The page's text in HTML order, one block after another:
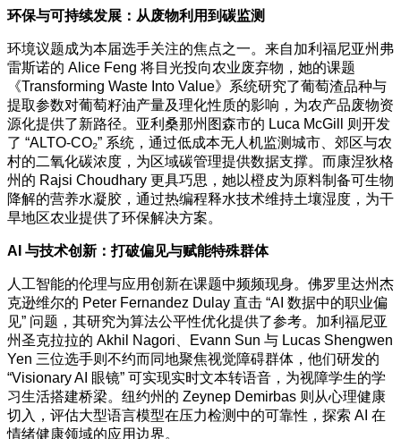
环保与可持续发展：从废物利用到碳监测
环境议题成为本届选手关注的焦点之一。来自加利福尼亚州弗
雷斯诺的 Alice Feng 将目光投向农业废弃物，她的课题
《Transforming Waste Into Value》系统研究了葡萄渣品种与
提取参数对葡萄籽油产量及理化性质的影响，为农产品废物资
源化提供了新路径。亚利桑那州图森市的 Luca McGill 则开发
了 “ALTO-CO₂” 系统，通过低成本无人机监测城市、郊区与农
村的二氧化碳浓度，为区域碳管理提供数据支撑。而康涅狄格
州的 Rajsi Choudhary 更具巧思，她以橙皮为原料制备可生物
降解的营养水凝胶，通过热编程释水技术维持土壤湿度，为干
旱地区农业提供了环保解决方案。
AI 与技术创新：打破偏见与赋能特殊群体
人工智能的伦理与应用创新在课题中频频现身。佛罗里达州杰
克逊维尔的 Peter Fernandez Dulay 直击 “AI 数据中的职业偏
见” 问题，其研究为算法公平性优化提供了参考。加利福尼亚
州圣克拉拉的 Akhil Nagori、Evann Sun 与 Lucas Shengwen
Yen 三位选手则不约而同地聚焦视觉障碍群体，他们研发的
“Visionary AI 眼镜” 可实现实时文本转语音，为视障学生的学
习生活搭建桥梁。纽约州的 Zeynep Demirbas 则从心理健康
切入，评估大型语言模型在压力检测中的可靠性，探索 AI 在
情绪健康领域的应用边界。